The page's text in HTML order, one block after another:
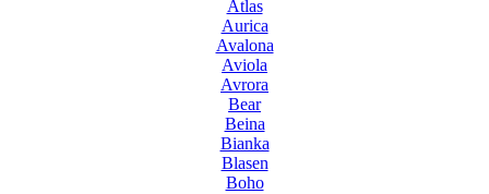
Atlas
Aurica
Avalona
Aviola
Avrora
Bear
Beina
Bianka
Blasen
Boho